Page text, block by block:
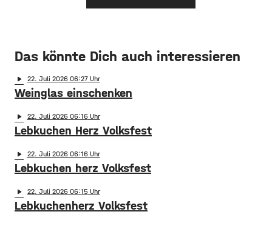
Das könnte Dich auch interessieren
play_arrow 22. Juli 2026 06:27
Weinglas einschenken
play_arrow 22. Juli 2026 06:16
Lebkuchen Herz Volksfest
play_arrow 22. Juli 2026 06:16
Lebkuchen herz Volksfest
play_arrow 22. Juli 2026 06:15
Lebkuchenherz Volksfest